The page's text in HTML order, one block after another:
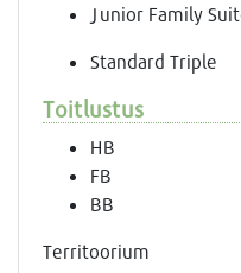
Junior Family
Standard Triple
Toitlustus
HB
FB
BB
Territoorium